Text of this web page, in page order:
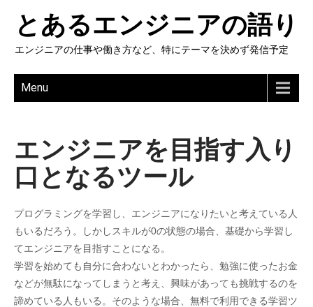
とあるエンジニアの語り
エンジニアの仕事や働き方など、特にテーマを決めず発信予定
Menu
エンジニアを目指す入り
口となるツール
プログラミングを学習し、エンジニアになりたいと考えている人
もいるだろう。しかしスキルが0の状態の場合、基礎から学習し
てエンジニアを目指すことになる。
学習を始めても自分に合わないとわかったら、勉強に使ったお金
などが無駄になってしまうと考え、興味があっても挑戦するのを
諦めている人もいる。そのような場合、無料で利用できる学習ツ